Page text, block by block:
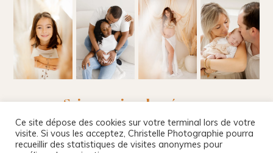
Suivez-moi sur les réseaux
Ce site dépose des cookies sur votre terminal lors de votre
visite. Si vous les acceptez, Christelle Photographie pourra
recueillir des statistiques de visites anonymes pour